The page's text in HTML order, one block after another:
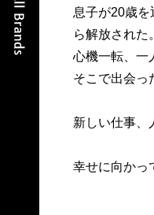
息子が20歳
ら解放された。
心機一転、一
そこで出会っ
新しい仕事
幸せに向かっ